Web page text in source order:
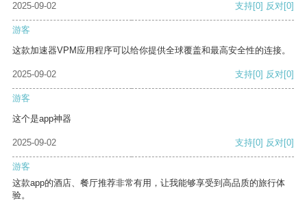
2025-09-02 支持[0] 反对[0]
游客
这款加速器VPM应用程序可以给你提供全球覆盖和最高安全性的连接。
2025-09-02 支持[0] 反对[0]
游客
这个是app神器
2025-09-02 支持[0] 反对[0]
游客
这款app的酒店、餐厅推荐非常有用，让我能够享受到高品质的旅行体
验。